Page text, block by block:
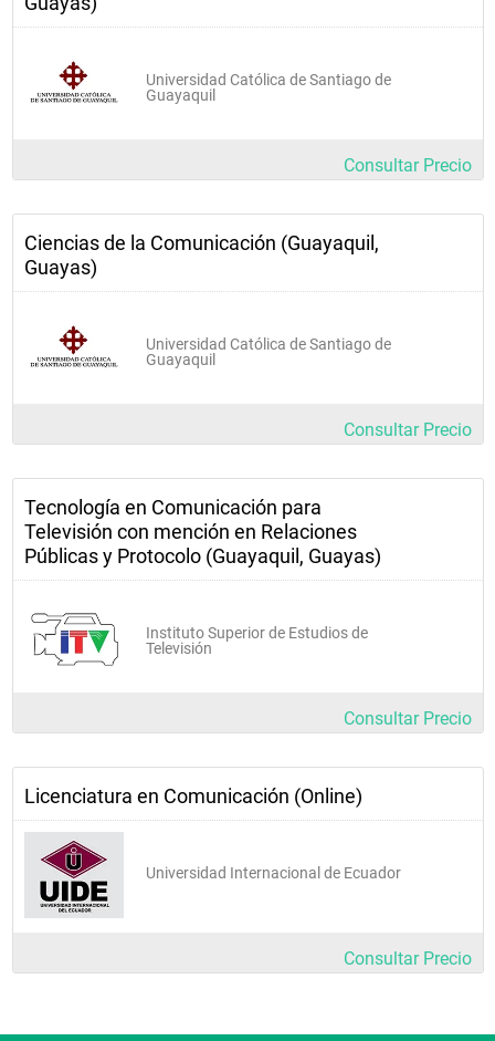
Universidad Católica de Santiago de
Guayaquil
Consultar Precio
Ciencias de la Comunicación (Guayaquil,
Guayas)
Universidad Católica de Santiago de
Guayaquil
Consultar Precio
Tecnología en Comunicación para
Televisión con mención en Relaciones
Públicas y Protocolo (Guayaquil, Guayas)
Instituto Superior de Estudios de
Televisión
Consultar Precio
Licenciatura en Comunicación (Online)
Universidad Internacional de Ecuador
Consultar Precio